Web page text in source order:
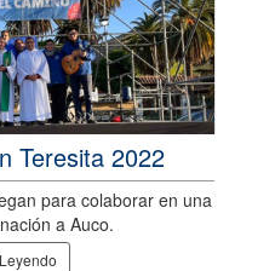
Teresita 2022
para colaborar en una
a Auco.